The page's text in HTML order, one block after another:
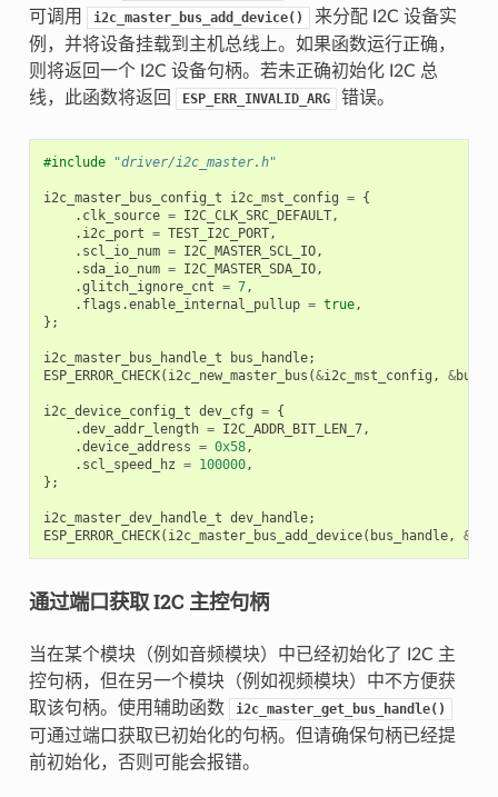
可调用
i2c_master_bus_add_device()
来分配 I2C 设备实
例，并将设备挂载到主机总线上。如果函数运行正确，
则将返回一个 I2C 设备句柄。若未正确初始化 I2C 总
线，此函数将返回
ESP_ERR_INVALID_ARG 错误。
#include "driver/i2c_master.h"
i2c_master_bus_config_t i2c_mst_config = {
. clk_source = I2C_CLK_SRC_DEFAULT,
. i2c_port = TEST_I2C_PORT,
. scl_io_num = I2C_MASTER_SCL_IO,
. sda_io_num = I2C_MASTER_SDA_IO,
.glitch_ignore_cnt = 7,
. flags .enable_internal_pullup = true,
};
i2c_master_bus_handle_t bus_handle;
ESP_ERROR_CHECK( i2c_new_master_bus (&i2c_mst_config , &
i2c_device_config_t dev_cfg = {
.dev_addr_length = I2C_ADDR_BIT_LEN_7,
.device_address = 0x58,
. scl_speed_hz = 100000,
};
i2c_master_dev_handle_t dev_handle;
ESP_ERROR_CHECK( i2c_master_bus_add_device( bus_handle, &
通过端口获取 I2C 主控句柄
当在某个模块（例如音频模块）中已经初始化了 I2C 主
控句柄，但在另一个模块（例如视频模块）中不方便获
取该句柄。使用辅助函数
i2c_master_get_bus_handle()
可通过端口获取已初始化的句柄。但请确保句柄已经提
前初始化，否则可能会报错。